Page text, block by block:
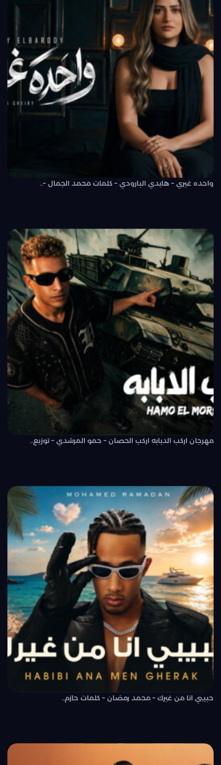
واحده غيري – هايدي البارودي – كلمات محمد الجمال –..
مهرجان اركب الدبابه اركب الحصان – حمو المرشدي – توزيع..
حبيبي انا من غيرك – محمد رمضان – كلمات حازم..